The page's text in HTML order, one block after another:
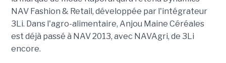
NAV Fashion & Retail, développée par l'intégrateur
3Li. Dans l'agro-alimentaire, Anjou Maine Céréales
est déjà passé à NAV 2013, avec NAVAgri, de 3Li
encore.